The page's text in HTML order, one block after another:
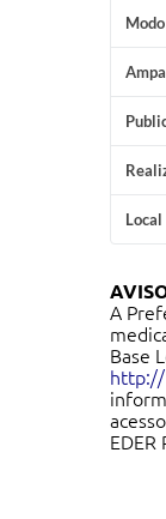
Local
A
Base
http://
EDER